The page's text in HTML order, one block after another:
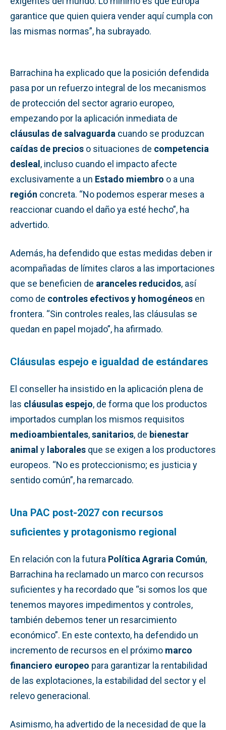
garantice que quien quiera vender aquí cumpla con
las mismas normas”, ha subrayado.
Barrachina ha explicado que la posición defendida
pasa por un refuerzo integral de los mecanismos
de protección del sector agrario europeo,
empezando por la aplicación inmediata de
cláusulas de salvaguarda cuando se produzcan
caídas de precios o situaciones de competencia
desleal, incluso cuando el impacto afecte
exclusivamente a un Estado miembro o a una
región concreta. “No podemos esperar meses a
reaccionar cuando el daño ya esté hecho”, ha
advertido.
Además, ha defendido que estas medidas deben ir
acompañadas de límites claros a las importaciones
que se beneficien de aranceles reducidos, así
como de controles efectivos y homogéneos en
frontera. “Sin controles reales, las cláusulas se
quedan en papel mojado”, ha afirmado.
Cláusulas espejo e igualdad de estándares
El conseller ha insistido en la aplicación plena de
las cláusulas espejo, de forma que los productos
importados cumplan los mismos requisitos
medioambientales,sanitarios, de bienestar
animal y laborales que se exigen a los productores
europeos. “No es proteccionismo; es justicia y
sentido común”, ha remarcado.
Una PAC post-2027 con recursos
suficientes y protagonismo regional
En relación con la futura Política Agraria Común,
Barrachina ha reclamado un marco con recursos
suficientes y ha recordado que “si somos los que
tenemos mayores impedimentos y controles,
también debemos tener un resarcimiento
económico”. En este contexto, ha defendido un
incremento de recursos en el próximo marco
financiero europeo para garantizar la rentabilidad
de las explotaciones, la estabilidad del sector y el
relevo generacional.
Asimismo, ha advertido de la necesidad de que la